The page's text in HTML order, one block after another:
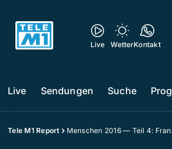
Live WetterKontakt
Live Sendungen Suche
Tele M1 Report Menschen 2016 — Teil 4: